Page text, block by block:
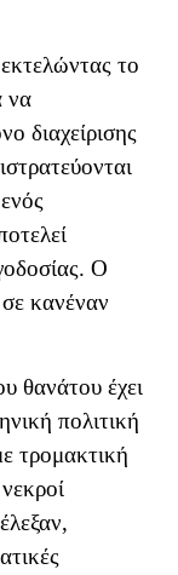
το
να
διαχείρισης
Ο
κανέναν
θανάτου έχει
πολιτική
τρομακτική